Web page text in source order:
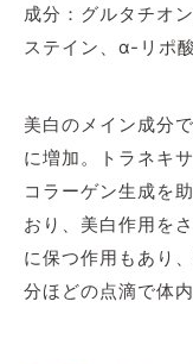
成分：グルタチオ
ステイン、α-リポ
美白のメイン成分
に増加。トラネキ
コラーゲン生成を
おり、美白作用を
に保つ作用もあり
分ほどの点滴で体